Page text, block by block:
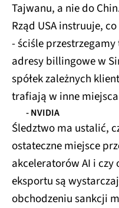
Tajwanu, a nie do
Rząd USA instruuje,
- ściśle
adresy billingowe w
spółek zależnych
trafiają w inne
- NVIDIA
Śledztwo ma ustalić,
ostateczne miejsce
akceleratorów AI i
eksportu są
obchodzeniu sankcji